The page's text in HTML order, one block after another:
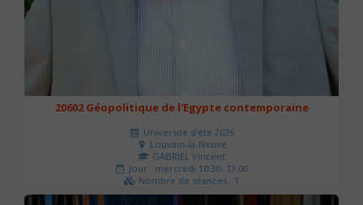
20602 Géopolitique de l'Egypte contemporaine
Université d'été 2026
Louvain-la-Neuve
GABRIEL Vincent
Jour : mercredi 10:30- 13:00
Nombre de séances : 1
21 €